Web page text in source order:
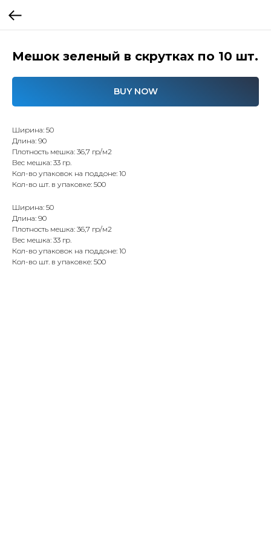
Мешок зеленый в скрутках по 10 шт.
BUY NOW
Ширина: 50
Длина: 90
Плотность мешка: 36,7 гр/м2
Вес мешка: 33 гр.
Кол-во упаковок на поддоне: 10
Кол-во шт. в упаковке: 500
Ширина: 50
Длина: 90
Плотность мешка: 36,7 гр/м2
Вес мешка: 33 гр.
Кол-во упаковок на поддоне: 10
Кол-во шт. в упаковке: 500